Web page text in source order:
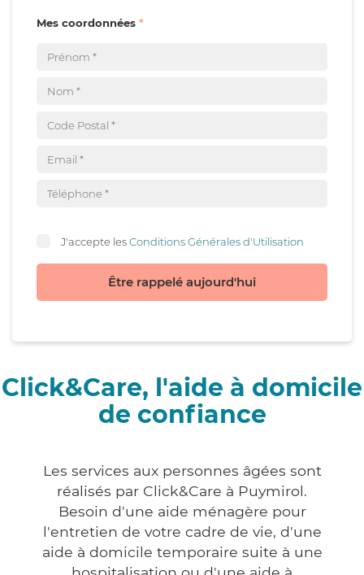
Mes coordonnées
J'accepte lesConditions Générales d'Utilisation
Être rappelé aujourd'hui
Click&Care, l'aide à domicile
de confiance
Les services aux personnes âgées sont
réalisés par Click&Care à Puymirol.
Besoin d'une aide ménagère pour
l'entretien de votre cadre de vie, d'une
aide à domicile temporaire suite à une